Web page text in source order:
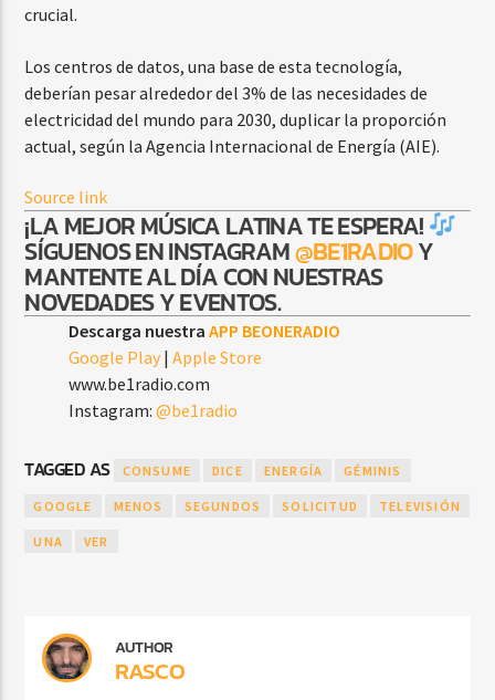
crucial.
Los centros de datos, una base de esta tecnología,
deberían pesar alrededor del 3% de las necesidades de
electricidad del mundo para 2030, duplicar la proporción
actual, según la Agencia Internacional de Energía (AIE).
Source link
¡LA MEJOR MÚSICA LATINA TE ESPERA!
SÍGUENOS EN INSTAGRAM@BE1RADIOY
MANTENTE AL DÍA CON NUESTRAS
NOVEDADES Y EVENTOS.
Descarga nuestraAPP BEONERADIO
Google Play |Apple Store
www.be1radio.com
Instagram:@be1radio
TAGGED AS CONSUME DICE ENERGÍA GÉMINIS
GOOGLE MENOS SEGUNDOS SOLICITUD TELEVISIÓN
UNA VER
AUTHOR
RASCO